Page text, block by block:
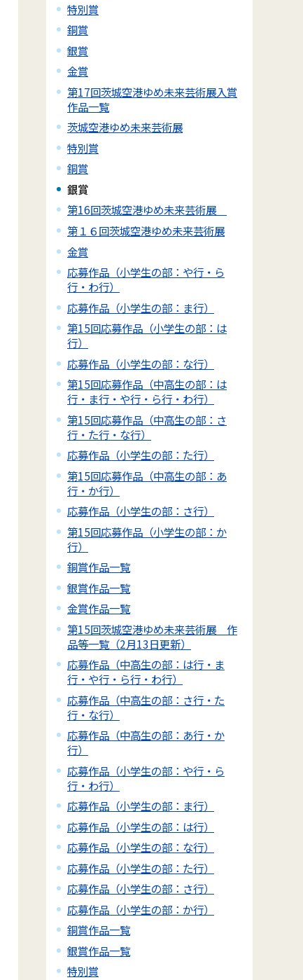
特別賞
銅賞
銀賞
金賞
第17回茨城空港ゆめ未来芸術展入賞
作品一覧
茨城空港ゆめ未来芸術展
特別賞
銅賞
銀賞
第16回茨城空港ゆめ未来芸術展
第１６回茨城空港ゆめ未来芸術展
金賞
応募作品（小学生の部：や行・ら
行・わ行）
応募作品（小学生の部：ま行）
第15回応募作品（小学生の部：は
行）
応募作品（小学生の部：な行）
第15回応募作品（中高生の部：は
行・ま行・や行・ら行・わ行）
第15回応募作品（中高生の部：さ
行・た行・な行）
応募作品（小学生の部：た行）
第15回応募作品（中高生の部：あ
行・か行）
応募作品（小学生の部：さ行）
第15回応募作品（小学生の部：か
行）
銅賞作品一覧
銀賞作品一覧
金賞作品一覧
第15回茨城空港ゆめ未来芸術展 作
品等一覧（2月13日更新）
応募作品（中高生の部：は行・ま
行・や行・ら行・わ行）
応募作品（中高生の部：さ行・た
行・な行）
応募作品（中高生の部：あ行・か
行）
応募作品（小学生の部：や行・ら
行・わ行）
応募作品（小学生の部：ま行）
応募作品（小学生の部：は行）
応募作品（小学生の部：な行）
応募作品（小学生の部：た行）
応募作品（小学生の部：さ行）
応募作品（小学生の部：か行）
銅賞作品一覧
銀賞作品一覧
特別賞